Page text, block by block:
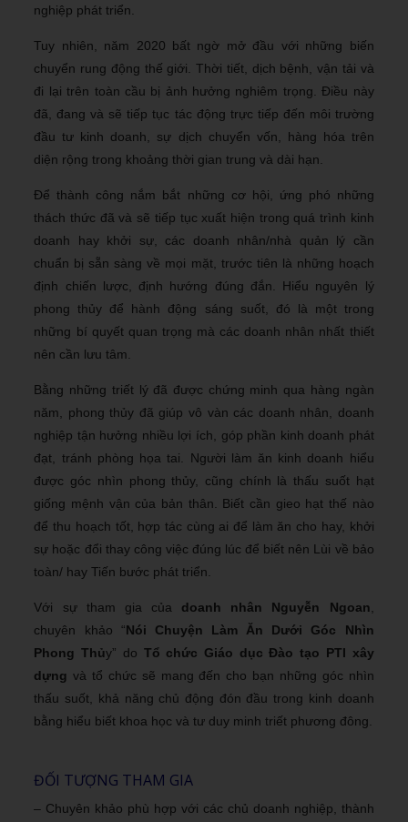
nghiệp phát triển.
Tuy nhiên, năm 2020 bất ngờ mở đầu với những biến
chuyển rung động thế giới. Thời tiết, dịch bệnh, vận tải và
đi lại trên toàn cầu bị ảnh hưởng nghiêm trọng. Điều này
đã, đang và sẽ tiếp tục tác động trực tiếp đến môi trường
đầu tư kinh doanh, sự dịch chuyển vốn, hàng hóa trên
diện rộng trong khoảng thời gian trung và dài hạn.
Để thành công nắm bắt những cơ hội, ứng phó những
thách thức đã và sẽ tiếp tục xuất hiện trong quá trình kinh
doanh hay khởi sự, các doanh nhân/nhà quản lý cần
chuẩn bị sẵn sàng về mọi mặt, trước tiên là những hoạch
định chiến lược, định hướng đúng đắn. Hiểu nguyên lý
phong thủy để hành động sáng suốt, đó là một trong
những bí quyết quan trọng mà các doanh nhân nhất thiết
nên cần lưu tâm.
Bằng những triết lý đã được chứng minh qua hàng ngàn
năm, phong thủy đã giúp vô vàn các doanh nhân, doanh
nghiệp tận hưởng nhiều lợi ích, góp phần kinh doanh phát
đạt, tránh phòng họa tai. Người làm ăn kinh doanh hiểu
được góc nhìn phong thủy, cũng chính là thấu suốt hạt
giống mệnh vận của bản thân. Biết cần gieo hạt thế nào
để thu hoạch tốt, hợp tác cùng ai để làm ăn cho hay, khởi
sự hoặc đổi thay công việc đúng lúc để biết nên Lùi về bảo
toàn/ hay Tiến bước phát triển.
Với sự tham gia của doanh nhân Nguyễn Ngoan
chuyên khảo “Nói Chuyện Làm Ăn Dưới Góc Nhìn
Phong Thủy” do Tổ chức Giáo dục Đào tạo PTI xây
dựng và tổ chức sẽ mang đến cho bạn những góc nhìn
thấu suốt, khả năng chủ động đón đầu trong kinh doanh
bằng hiểu biết khoa học và tư duy minh triết phương đông.
ĐỐI TƯỢNG THAM GIA
– Chuyên khảo phù hợp với các chủ doanh nghiệp, thành